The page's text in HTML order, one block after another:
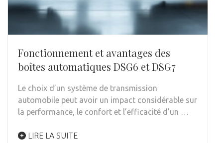
Fonctionnement et avantages des
boîtes automatiques DSG6 et DSG7
Le choix d’un système de transmission
automobile peut avoir un impact considérable sur
la performance, le confort et l’efficacité d’un …
LIRE LA SUITE